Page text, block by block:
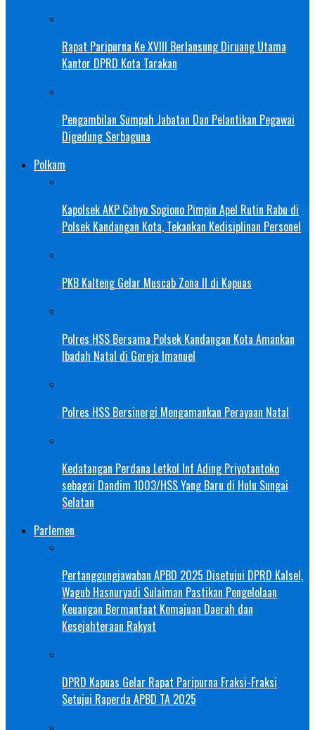
Rapat Paripurna Ke XVIII Berlansung Diruang Utama
Kantor DPRD Kota Tarakan
Pengambilan Sumpah Jabatan Dan Pelantikan Pegawai
Digedung Serbaguna
Polkam
Kapolsek AKP Cahyo Sogiono Pimpin Apel Rutin Rabu di
Polsek Kandangan Kota, Tekankan Kedisiplinan Personel
PKB Kalteng Gelar Muscab Zona II di Kapuas
Polres HSS Bersama Polsek Kandangan Kota Amankan
Ibadah Natal di Gereja Imanuel
Polres HSS Bersinergi Mengamankan Perayaan Natal
Kedatangan Perdana Letkol Inf Ading Priyotantoko
sebagai Dandim 1003/HSS Yang Baru di Hulu Sungai
Selatan
Parlemen
Pertanggungjawaban APBD 2025 Disetujui DPRD Kalsel,
Wagub Hasnuryadi Sulaiman Pastikan Pengelolaan
Keuangan Bermanfaat Kemajuan Daerah dan
Kesejahteraan Rakyat
DPRD Kapuas Gelar Rapat Paripurna Fraksi-Fraksi
Setujui Raperda APBD TA 2025